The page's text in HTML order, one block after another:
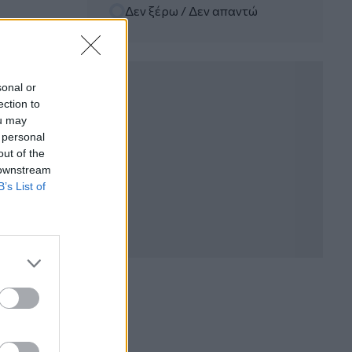
or
to
may
of the
List of
06.08.2026 - 12:22
Kavita Patel - PhARMA Innovation
Forum: Ένα στα πέντε καινοτόμα
Δεν ξέρω / Δεν απαντώ